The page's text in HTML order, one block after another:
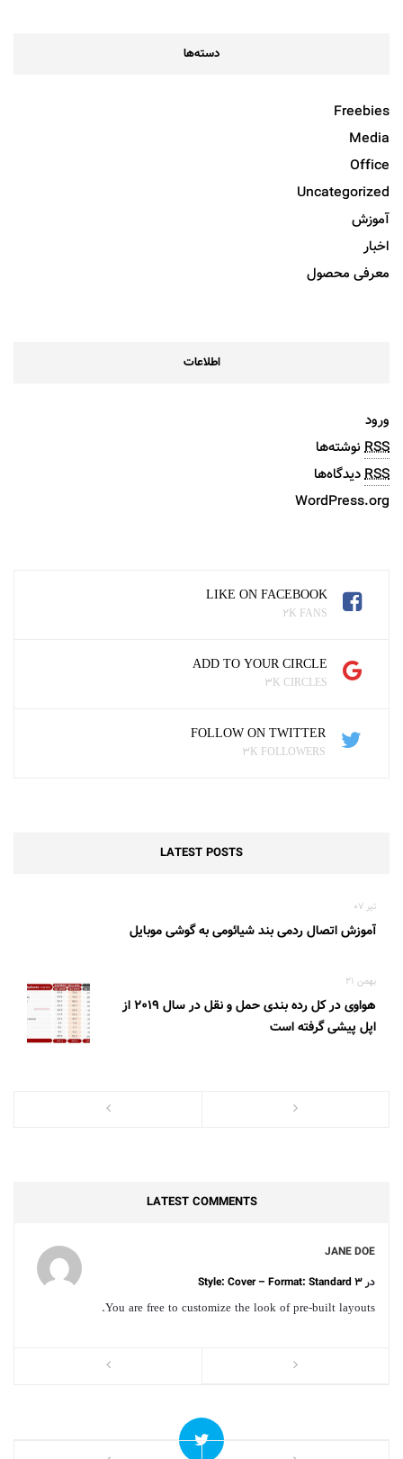
دسته‌ها
Freebies
Media
Office
Uncategorized
آموزش
اخبار
معرفی محصول
اطلاعات
ورود
RSSنوشته‌ها
RSSدیدگاه‌ها
WordPress.org
LIKE ON FACEBOOK
2K FANS
ADD TO YOUR CIRCLE
3K CIRCLES
FOLLOW ON TWITTER
3K FOLLOWERS
LATEST POSTS
تیر 07
آموزش اتصال ردمی بند شیائومی به گوشی موبایل
بهمن 21
هواوی در کل رده بندی حمل و نقل در سال 2019 از
اپل پیشی گرفته است
LATEST COMMENTS
JANE DOE
درStyle: Cover – Format: Standard 3
You are free to customize the look of pre-built layouts.